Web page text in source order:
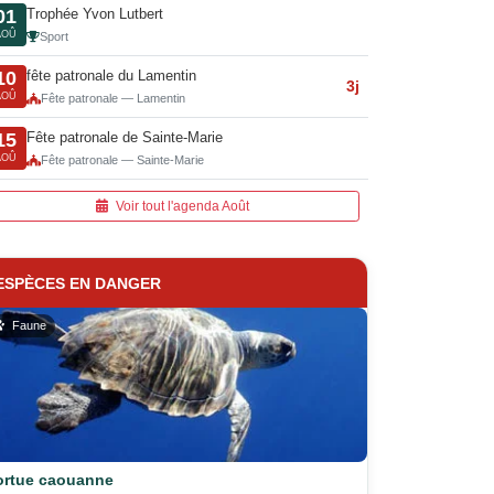
Trophée Yvon Lutbert
Sport
fête patronale du Lamentin
Fête patronale — Lamentin
3j
Fête patronale de Sainte-Marie
Fête patronale — Sainte-Marie
Voir tout l'agenda Août
EN DANGER
Faune
caouanne